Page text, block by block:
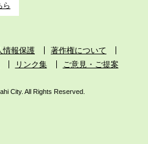
ら
情報保護
著作権について
リンク集 ご意見・ご提案
City. All Rights Reserved.